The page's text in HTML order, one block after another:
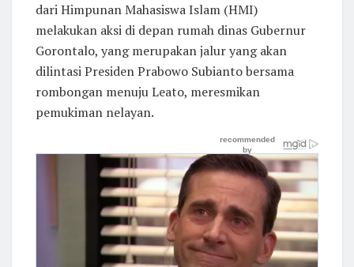
dari Himpunan Mahasiswa Islam (HMI)
melakukan aksi di depan rumah dinas Gubernur
Gorontalo, yang merupakan jalur yang akan
dilintasi Presiden Prabowo Subianto bersama
rombongan menuju Leato, meresmikan
pemukiman nelayan.